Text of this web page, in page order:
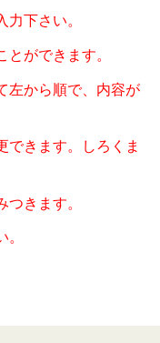
下さい。
ができます。
左から順で、内容が
できます。しろくま
きます。